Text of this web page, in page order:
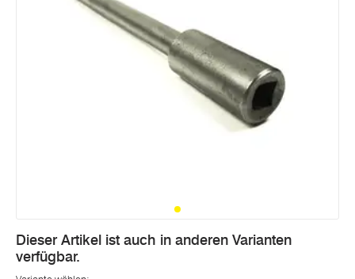
Dieser Artikel ist auch in anderen Varianten
verfügbar.